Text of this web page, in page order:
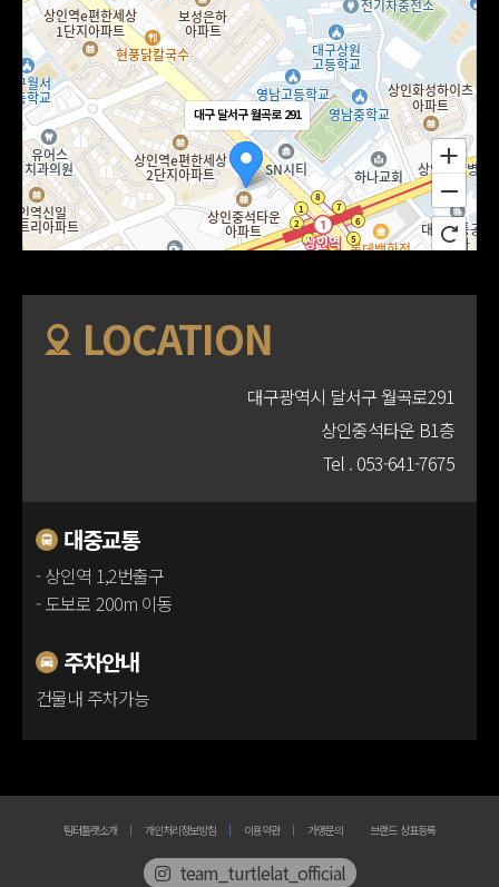
대구 달서구 월곡로 291
100m
LOCATION
대구광역시 달서구 월곡로291
상인중석타운 B1층
Tel . 053-641-7675
대중교통
- 상인역 1,2번출구
- 도보로 200m 이동
주차안내
건물내 주차가능
팀터틀랫소개 개인처리정보방침 이용약관 가맹문의 브랜드 상표등록
team_turtlelat_official